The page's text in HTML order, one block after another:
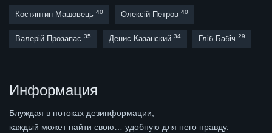
Костянтин Машовець 40 Олексій Петров 40
Валерій Прозапас 35 Денис Казанский 34 Гліб Бабіч 29
Информация
Блуждая в потоках дезинформации,
каждый может найти свою… удобную для него правду.